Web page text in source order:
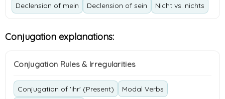
Declension of mein
Declension of sein Nicht vs. nichts
Conjugation explanations:
Conjugation Rules & Irregularities
Conjugation of 'ihr' (Present) Modal Verbs